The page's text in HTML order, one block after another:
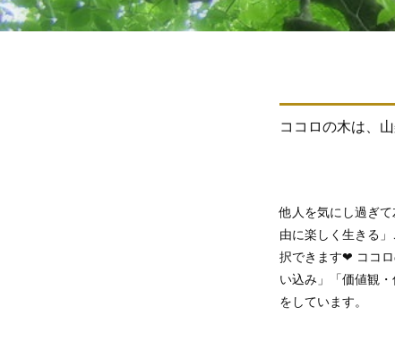
ココロの木は、
他人を気にし過ぎ
由に楽しく生きる
択できます❤ ココ
い込み」「価値観
をしています。